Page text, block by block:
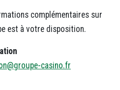
complémentaires sur
est à votre disposition.
casino.fr